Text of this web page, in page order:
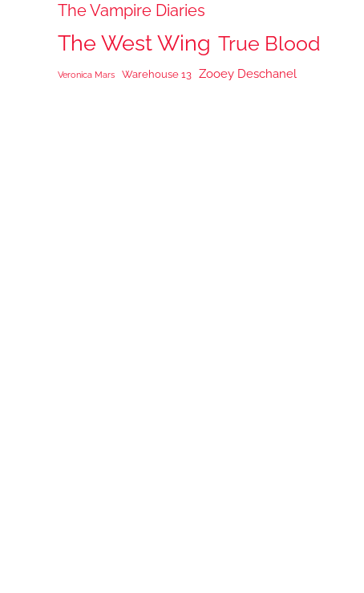
The Vampire Diaries
The West Wing True Blood
Veronica Mars Warehouse 13 Zooey Deschanel